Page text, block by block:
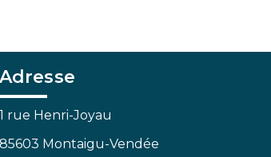
Adresse
1 rue Henri-Joyau
85603 Montaigu-Vendée